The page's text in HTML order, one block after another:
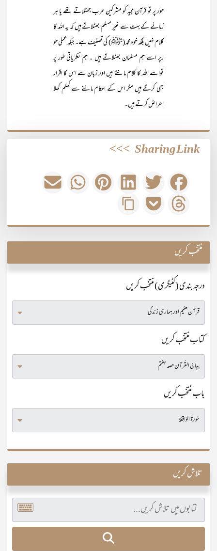
طور پر تو قرآن مجید کو مشرکین عرب جھٹلاتے تھے یا ہر
زمانے کے بہت سے غیر مسلم جھٹلاتے ہیں کہ یہ اللہ کا
کلام نہیں بلکہ خود محمد (ﷺ) کی تصنیف ہے۔ جبکہ عملی طو
رپر اسے ہم مسلمان جھٹلاتے ہیں ۔ ہم نظریاتی طور پر
تواسے اللہ کا کلام مانتے ہیں اور زبان سے اس کا اقرار
بھی کرتے ہیں مگر اس کے احکام ماننے سے کھلم کھلا
اعراض کرتے ہیں۔
Sharing Link
>>>
منتخب کریں
درجہ بندی (کٹیگری) منتخب کریں
کتاب منتخب کریں
باب منتخب کریں
تلاش کریں